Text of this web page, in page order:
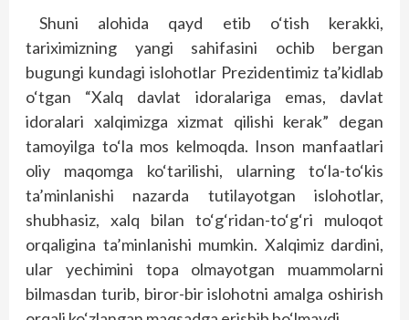
Shuni alohida qayd etib o‘tish kerakki,
tariximizning yangi sahifasini ochib bergan
bugungi kundagi islohotlar Prezidentimiz ta’kidlab
o‘tgan “Xalq davlat idoralariga emas, davlat
idoralari xalqimizga xizmat qilishi kerak” degan
tamoyilga to‘la mos kelmoqda. Inson manfaatlari
oliy maqomga ko‘tarilishi, ularning to‘la-to‘kis
ta’minlanishi nazarda tutilayotgan islohotlar,
shubhasiz, xalq bilan to‘g‘ridan-to‘g‘ri muloqot
orqaligina ta’minlanishi mumkin. Xalqimiz dardini,
ular yechimini topa olmayotgan muammolarni
bilmasdan turib, biror-bir islohotni amalga oshirish